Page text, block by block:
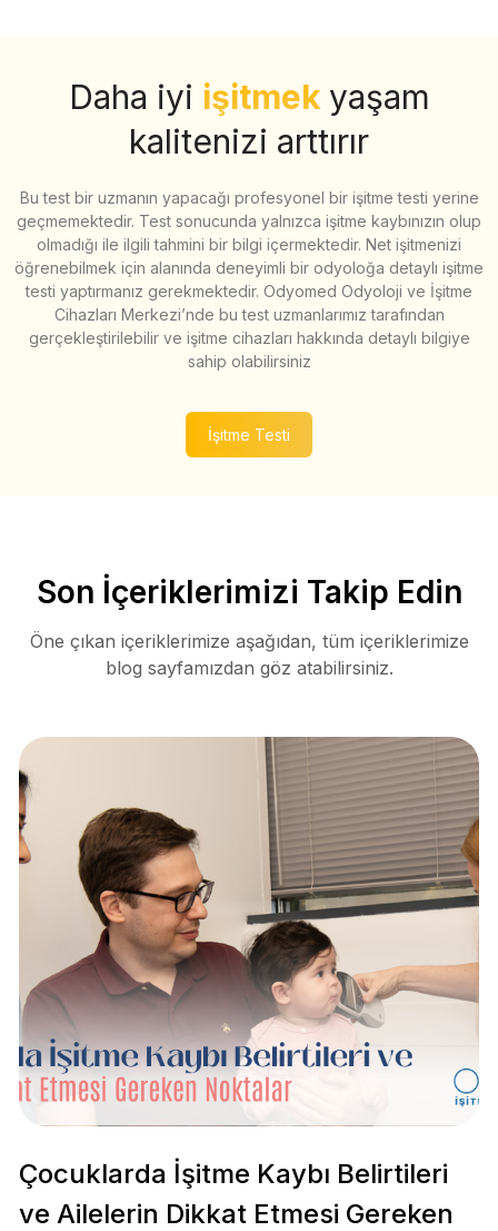
Daha iyi işitmek yaşam
kalitenizi arttırır
Bu test bir uzmanın yapacağı profesyonel bir işitme testi yerine
geçmemektedir. Test sonucunda yalnızca işitme kaybınızın olup
olmadığı ile ilgili tahmini bir bilgi içermektedir. Net işitmenizi
öğrenebilmek için alanında deneyimli bir odyoloğa detaylı işitme
testi yaptırmanız gerekmektedir. Odyomed Odyoloji ve İşitme
Cihazları Merkezi’nde bu test uzmanlarımız tarafından
gerçekleştirilebilir ve işitme cihazları hakkında detaylı bilgiye
sahip olabilirsiniz
İşitme Testi
Son İçeriklerimizi Takip Edin
Öne çıkan içeriklerimize aşağıdan, tüm içeriklerimize
blog sayfamızdan göz atabilirsiniz.
Çocuklarda İşitme Kaybı Belirtileri
ve Ailelerin Dikkat Etmesi Gereken